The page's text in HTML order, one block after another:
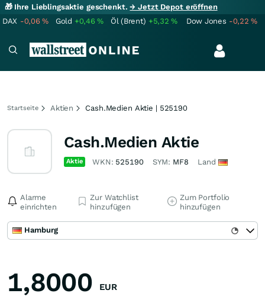
🎁 Ihre Lieblingsaktie geschenkt.→ Jetzt Depot eröffnen
DAX -0,06% Gold +0,46% Öl (Brent) +5,32% Dow Jones -0,22%
Startseite Aktien Cash.Medien Aktie | 525190
Cash.Medien Aktie
Aktie WKN: 525190 SYM: MF8 Land
Alarme
einrichten
Zur Watchlist
hinzufügen
Zum Portfolio
hinzufügen
Hamburg
1,8000 EUR